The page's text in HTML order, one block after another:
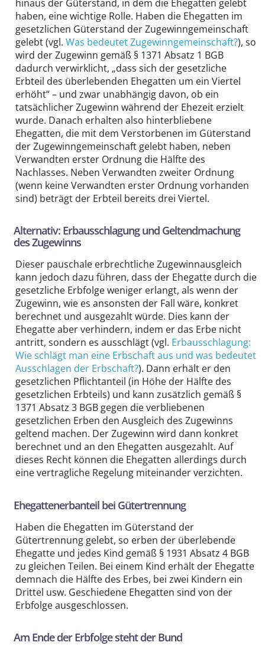
hinaus der Güterstand, in dem die Ehegatten gelebt
haben, eine wichtige Rolle. Haben die Ehegatten im
gesetzlichen Güterstand der Zugewinngemeinschaft
gelebt (vgl.Was bedeutet Zugewinn­gemein­schaft?), so
wird der Zugewinn gemäß § 1371 Absatz 1 BGB
dadurch verwirklicht, „dass sich der gesetzliche
Erbteil des überlebenden Ehegatten um ein Viertel
erhöht“ – und zwar unabhängig davon, ob ein
tatsächlicher Zugewinn während der Ehezeit erzielt
wurde. Danach erhalten also hinterbliebene
Ehegatten, die mit dem Verstorbenen im Güterstand
der Zugewinngemeinschaft gelebt haben, neben
Verwandten erster Ordnung die Hälfte des
Nachlasses. Neben Verwandten zweiter Ordnung
(wenn keine Verwandten erster Ordnung vorhanden
sind) beträgt der Erbteil bereits drei Viertel.
Alternativ: Erbausschlagung und Geltendmachung
des Zugewinns
Dieser pauschale erbrechtliche Zugewinnausgleich
kann jedoch dazu führen, dass der Ehegatte durch die
gesetzliche Erbfolge weniger erlangt, als wenn der
Zugewinn, wie es ansonsten der Fall wäre, konkret
berechnet und ausgezahlt würde. Dies kann der
Ehegatte aber verhindern, indem er das Erbe nicht
antritt, sondern es ausschlägt (vgl. Erbausschlagung:
Wie schlägt man eine Erbschaft aus und was bedeutet
Ausschlagen der Erbschaft?). Dann erhält er den
gesetzlichen Pflichtanteil (in Höhe der Hälfte des
gesetzlichen Erbteils) und kann zusätzlich gemäß §
1371 Absatz 3 BGB gegen die verbliebenen
gesetzlichen Erben den Ausgleich des Zugewinns
geltend machen. Der Zugewinn wird dann konkret
berechnet und an den Ehegatten ausgezahlt. Auf
dieses Recht können die Ehegatten allerdings durch
eine vertragliche Regelung miteinander verzichten.
Ehegattenerbanteil bei Gütertrennung
Haben die Ehegatten im Güterstand der
Gütertrennung gelebt, so erben der überlebende
Ehegatte und jedes Kind gemäß § 1931 Absatz 4 BGB
zu gleichen Teilen. Bei einem Kind erhält der Ehegatte
demnach die Hälfte des Erbes, bei zwei Kindern ein
Drittel usw. Geschiedene Ehegatten sind von der
Erbfolge ausgeschlossen.
Am Ende der Erbfolge steht der Bund